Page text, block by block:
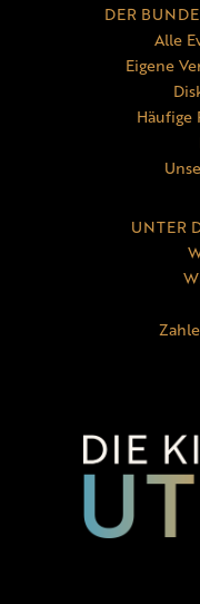
DER
Alle
Eigene
Häufige
UNTER